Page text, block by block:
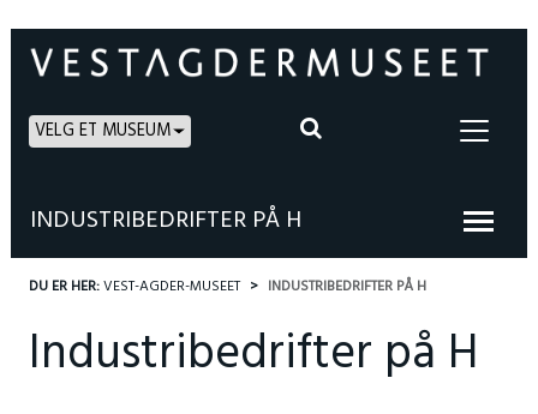
VELG ET MUSEUM
INDUSTRIBEDRIFTER PÅ H
DU ER HER:VEST-AGDER-MUSEET INDUSTRIBEDRIFTER PÅ H
Industribedrifter på H